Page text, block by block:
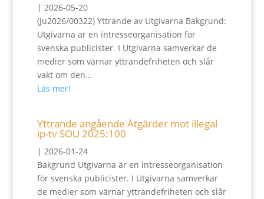
| 2026-05-20
(Ju2026/00322) Yttrande av Utgivarna Bakgrund:
Utgivarna är en intresseorganisation för
svenska publicister. I Utgivarna samverkar de
medier som värnar yttrandefriheten och slår
vakt om den…
Läs mer!
Yttrande angående Åtgärder mot illegal
ip-tv SOU 2025:100
| 2026-01-24
Bakgrund Utgivarna är en intresseorganisation
för svenska publicister. I Utgivarna samverkar
de medier som värnar yttrandefriheten och slår